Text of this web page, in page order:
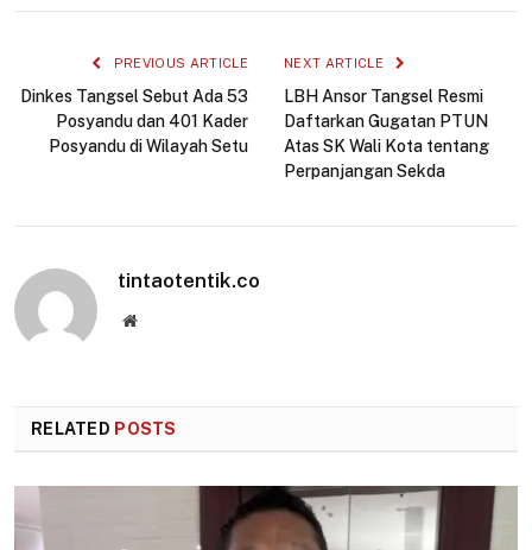
PREVIOUS ARTICLE
Dinkes Tangsel Sebut Ada 53
Posyandu dan 401 Kader
Posyandu di Wilayah Setu
NEXT ARTICLE
LBH Ansor Tangsel Resmi
Daftarkan Gugatan PTUN
Atas SK Wali Kota tentang
Perpanjangan Sekda
tintaotentik.co
Website
RELATED POSTS